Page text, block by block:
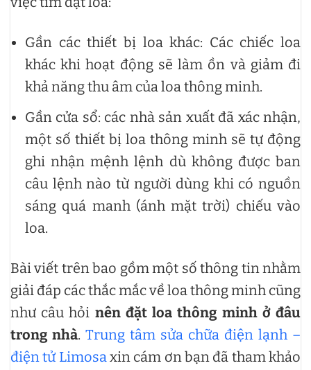
Gần các thiết bị loa khác: Các chiếc loa
khác khi hoạt động sẽ làm ồn và giảm đi
khả năng thu âm của loa thông minh.
Gần cửa sổ: các nhà sản xuất đã xác nhận,
một số thiết bị loa thông minh sẽ tự động
ghi nhận mệnh lệnh dù không được ban
câu lệnh nào từ người dùng khi có nguồn
sáng quá manh (ánh mặt trời) chiếu vào
loa.
Bài viết trên bao gồm một số thông tin nhằm
giải đáp các thắc mắc về loa thông minh cũng
như câu hỏi nên đặt loa thông minh ở đâu
trong nhà. Trung tâm sửa chữa điện lạnh –
điện tử Limosaxin cám ơn bạn đã tham khảo